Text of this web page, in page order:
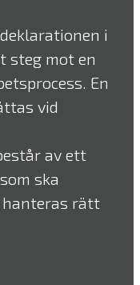
i
steg mot en
En
vid
av ett
ska
hanteras rätt